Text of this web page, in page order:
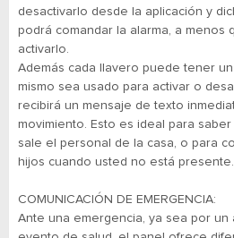
desactivarlo desde la aplicación y
podrá comandar la alarma, a menos
activarlo.
Además cada llavero puede tener
mismo sea usado para activar o
recibirá un mensaje de texto
movimiento. Esto es ideal para
sale el personal de la casa, o para
hijos cuando usted no está presente.
COMUNICACIÓN DE EMERGENCIA:
Ante una emergencia, ya sea por